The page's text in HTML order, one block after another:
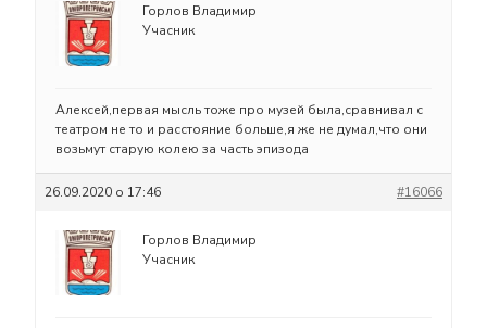
Горлов Владимир
Учасник
Алексей,первая мысль тоже про музей была,сравнивал с
театром не то и расстояние больше,я же не думал,что они
возьмут старую колею за часть эпизода
26.09.2020 о 17:46 #16066
Горлов Владимир
Учасник